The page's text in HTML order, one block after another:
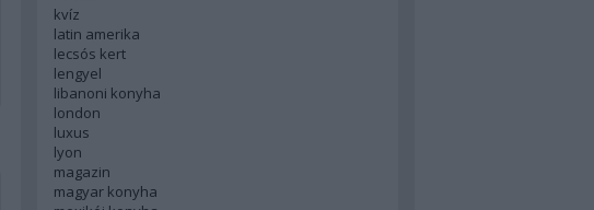
kvíz
latin amerika
lecsós kert
lengyel
libanoni konyha
london
luxus
lyon
magazin
magyar konyha